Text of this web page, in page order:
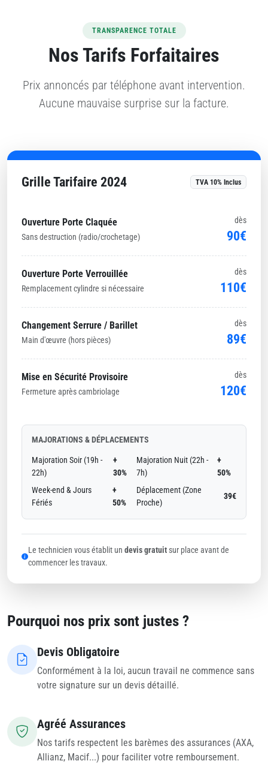
TRANSPARENCE TOTALE
Nos Tarifs Forfaitaires
Prix annoncés par téléphone avant intervention.
Aucune mauvaise surprise sur la facture.
Grille Tarifaire 2024 TVA 10% Inclus
Ouverture Porte Claquée
Sans destruction (radio/crochetage)
dès
90€
Ouverture Porte Verrouillée
Remplacement cylindre si nécessaire
dès
110€
Changement Serrure / Barillet
Main d'œuvre (hors pièces)
dès
89€
Mise en Sécurité Provisoire
Fermeture après cambriolage
dès
120€
MAJORATIONS & DÉPLACEMENTS
Majoration Soir (19h -
22h)
+
30%
Majoration Nuit (22h -
7h)
+
50%
Week-end & Jours
Fériés
+
50%
Déplacement (Zone
Proche)
39€
Le technicien vous établit un devis gratuitsur place avant de
commencer les travaux.
Pourquoi nos prix sont justes ?
Devis Obligatoire
Conformément à la loi, aucun travail ne commence sans
votre signature sur un devis détaillé.
Agréé Assurances
Nos tarifs respectent les barèmes des assurances (AXA,
Allianz, Macif...) pour faciliter votre remboursement.